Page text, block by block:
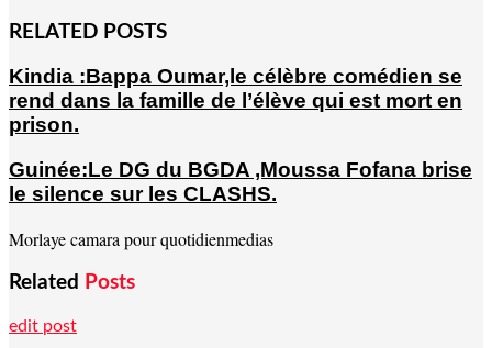
RELATED POSTS
Kindia :Bappa Oumar,le célèbre comédien se
rend dans la famille de l’élève qui est mort en
prison.
Guinée:Le DG du BGDA ,Moussa Fofana brise
le silence sur les CLASHS.
Morlaye camara pour quotidienmedias
Related Posts
edit post